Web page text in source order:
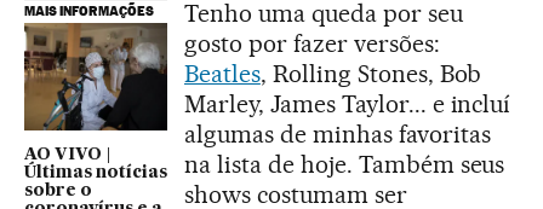
MAIS INFORMAÇÕES
AO VIVO |
Últimas notícias
sobre o
Tenho uma queda por seu
gosto por fazer versões:
Beatles, Rolling Stones, Bob
Marley, James Taylor... e incluí
algumas de minhas favoritas
na lista de hoje. Também seus
shows costumam ser